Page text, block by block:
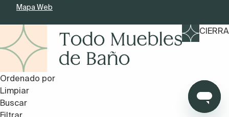
Mapa Web
CIERRA
Ordenado por
Limpiar
Buscar
Filtrar